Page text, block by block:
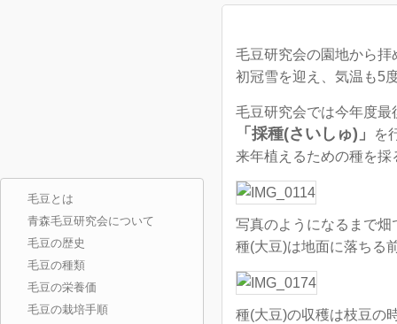
毛豆研究会の園地から拝
初冠雪を迎え、気温も5
毛豆研究会では今年度
「採種(さいしゅ)」
を
来年植えるための種を採
写真のようになるまで畑
種(大豆)は地面に落ちる
種(大豆)の収穫は枝豆の
毛豆とは
青森毛豆研究会について
毛豆の歴史
毛豆の種類
毛豆の栄養価
毛豆の栽培手順